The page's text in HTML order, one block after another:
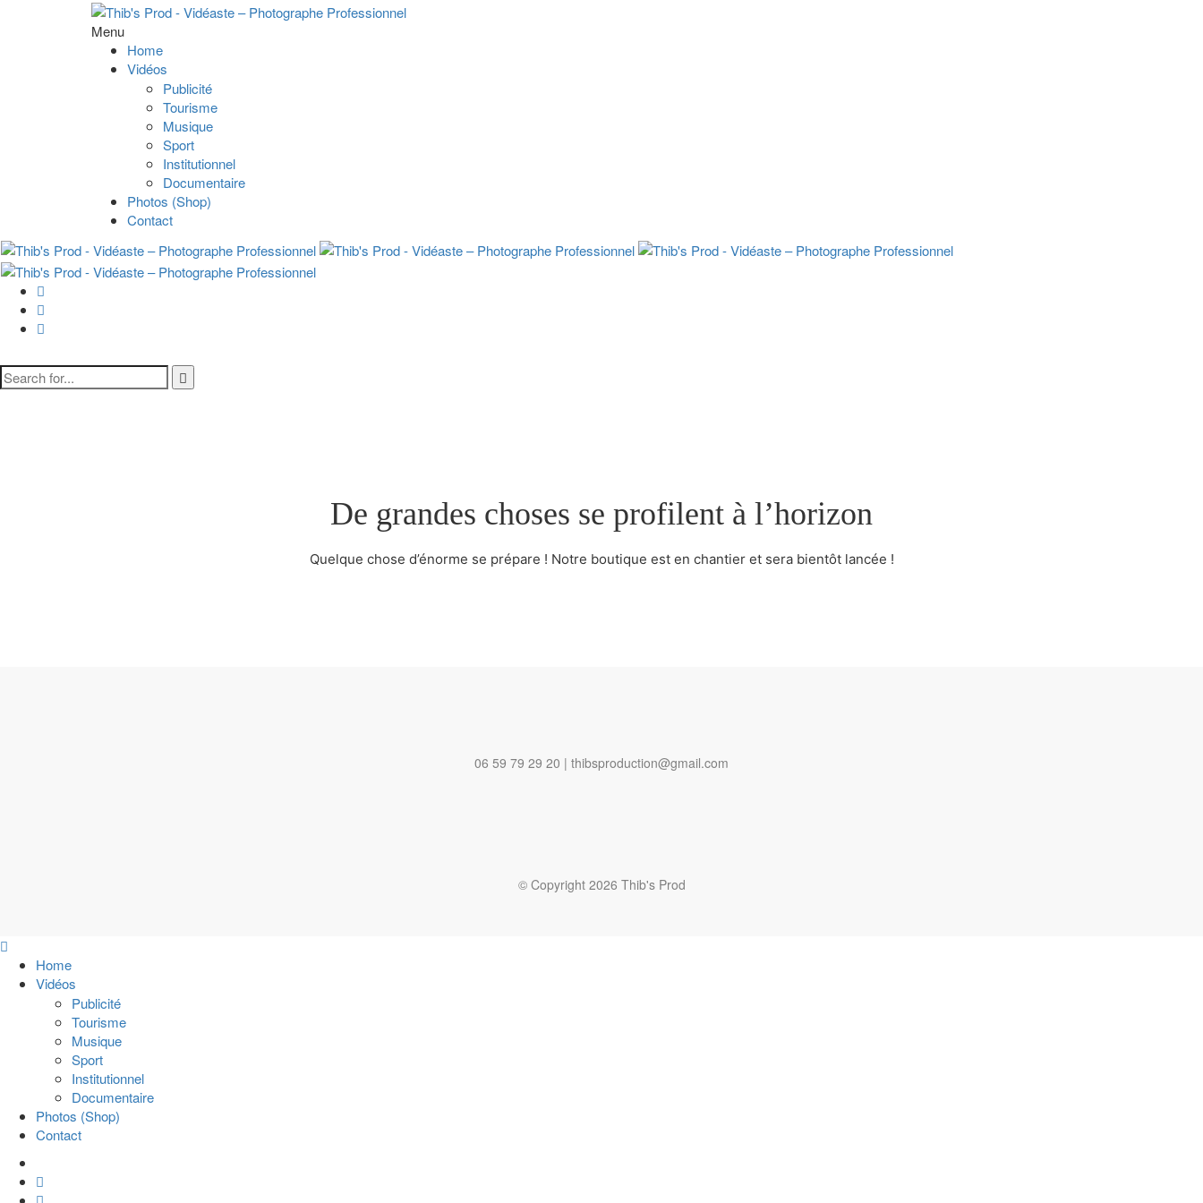
Menu
Home
Vidéos
Publicité
Tourisme
Musique
Sport
Institutionnel
Documentaire
Photos (Shop)
Contact
De grandes choses se profilent à l’horizon
Quelque chose d’énorme se prépare ! Notre boutique est en chantier et sera bientôt lancée !
06 59 79 29 20 | thibsproduction@gmail.com
© Copyright 2026 Thib's Prod
Home
Vidéos
Publicité
Tourisme
Musique
Sport
Institutionnel
Documentaire
Photos (Shop)
Contact